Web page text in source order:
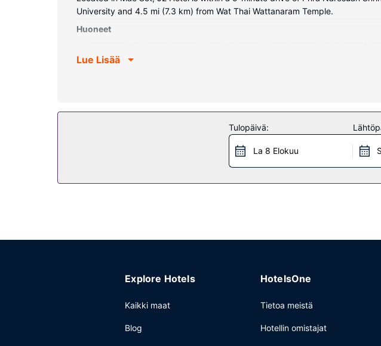
University and 4.5 mi (7.3 km) from Wat Thai Wattanaram Temple.
Huoneet
connected, and cable programming is available for your entertainment.
television in a common area and a reception hall.
Take advantage of the hotel's room service.
Lue Lisää
Tulopäivä:
La 8 Elokuu
Explore Hotels
Kaikki maat
Blog
HotelsOne
Tietoa meistä
Hotellin omistajat